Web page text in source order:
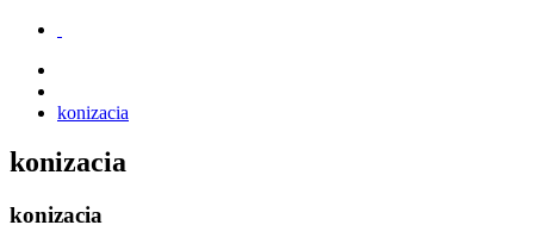
konizacia
konizacia
konizacia